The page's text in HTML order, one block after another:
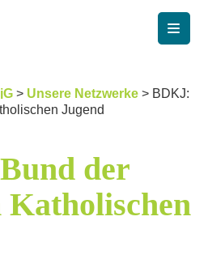
St. Laurentius Thalfingen
> Unsere Netzwerke > BDKJ:
Jugend
der
Katholischen